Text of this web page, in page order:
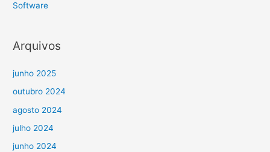
Software
Arquivos
junho 2025
outubro 2024
agosto 2024
julho 2024
junho 2024